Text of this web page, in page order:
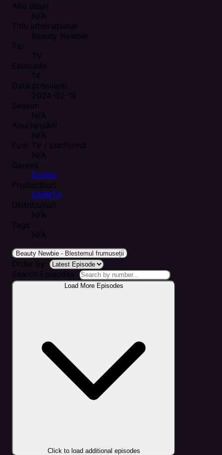
Alte titluri
N/A
Titlu internațional
Beauty Newbie
Tip
TV
Episoade
14
Data premierei
2024-02-19
Season
N/A
Anul lansării
N/A
Post TV / platformă
N/A
Genres
Drama
Producători
GMMTV
Distribuitori
N/A
Tags
N/A
Beauty Newbie - Blestemul frumuseții
Order by:
Search Episodes:
Load More Episodes
Click to load additional episodes